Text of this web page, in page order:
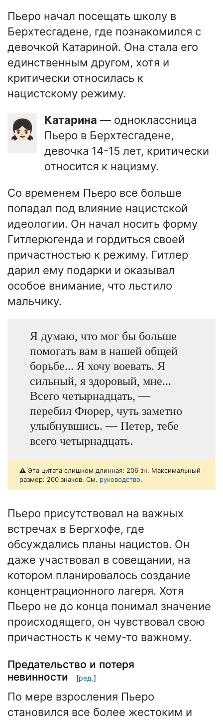
Пьеро начал посещать школу в
Берхтесгадене, где познакомился с
девочкой Катариной. Она стала его
единственным другом, хотя и
критически относилась к
нацистскому режиму.
👧🏻 Катарина — одноклассница
Пьеро в Берхтесгадене,
девочка 14-15 лет, критически
относится к нацизму.
Со временем Пьеро все больше
попадал под влияние нацистской
идеологии. Он начал носить форму
Гитлерюгенда и гордиться своей
причастностью к режиму. Гитлер
дарил ему подарки и оказывал
особое внимание, что льстило
мальчику.
Я думаю, что мог бы больше
помогать вам в нашей общей
борьбе... Я хочу воевать. Я
сильный, я здоровый, мне...
Всего четырнадцать, —
перебил Фюрер, чуть заметно
улыбнувшись. — Петер, тебе
всего четырнадцать.
⚠️ Эта цитата слишком длинная: 206 зн. Максимальный
размер: 200 знаков. См. руководство.
Пьеро присутствовал на важных
встречах в Бергхофе, где
обсуждались планы нацистов. Он
даже участвовал в совещании, на
котором планировалось создание
концентрационного лагеря. Хотя
Пьеро не до конца понимал значение
происходящего, он чувствовал свою
причастность к чему-то важному.
Предательство и потеря
невинности
[ред.]
По мере взросления Пьеро
становился все более жестоким и